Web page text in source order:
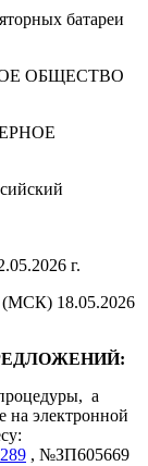
батареи
ОБЩЕСТВО
г.
(МСК) 18.05.2026
а
на электронной
, №ЗП605669